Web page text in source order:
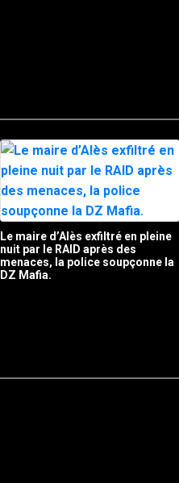
Le maire d’Alès exfiltré en pleine
nuit par le RAID après des
menaces, la police soupçonne la
DZ Mafia.